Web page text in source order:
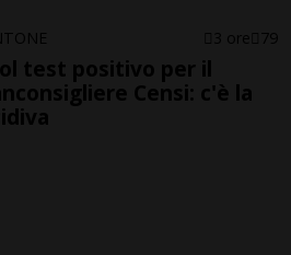
3 ore 79
test positivo per il
Censi: c'è la